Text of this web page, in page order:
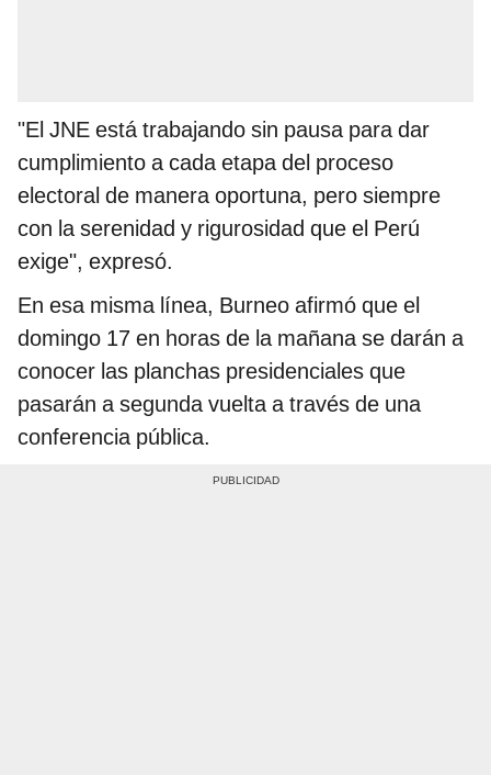
"El JNE está trabajando sin pausa para dar
cumplimiento a cada etapa del proceso
electoral de manera oportuna, pero siempre
con la serenidad y rigurosidad que el Perú
exige", expresó.
En esa misma línea, Burneo afirmó que el
domingo 17 en horas de la mañana se darán a
conocer las planchas presidenciales que
pasarán a segunda vuelta a través de una
conferencia pública.